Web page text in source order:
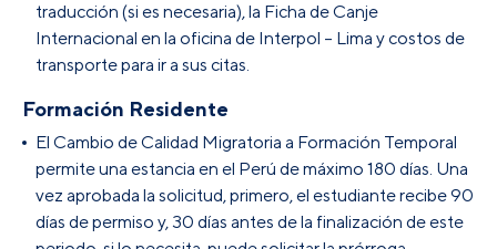
traducción (si es necesaria), la Ficha de Canje
Internacional en la oficina de Interpol – Lima y costos de
transporte para ir a sus citas.
Formación Residente
El Cambio de Calidad Migratoria a Formación Temporal
permite una estancia en el Perú de máximo 180 días. Una
vez aprobada la solicitud, primero, el estudiante recibe 90
días de permiso y, 30 días antes de la finalización de este